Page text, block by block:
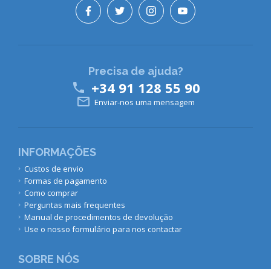
INFORMAÇÕES
Custos de envio
Formas de pagamento
Como comprar
Perguntas mais frequentes
Manual de procedimentos de devolução
Use o nosso formulário para nos contactar
SOBRE NÓS
Precisa de ajuda?
 +34 91 128 55 90
 Enviar-nos uma mensagem